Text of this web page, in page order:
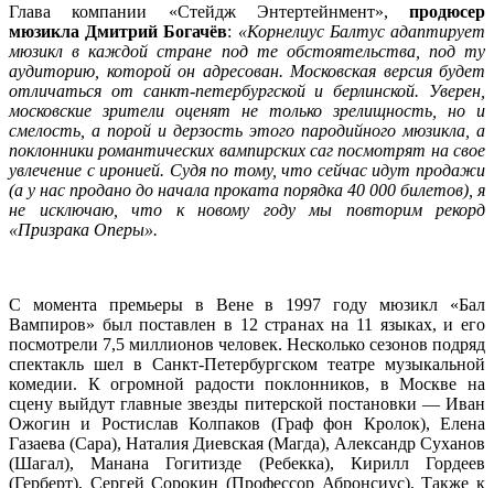
Глава компании «Стейдж Энтертейнмент», продюсер
мюзикла Дмитрий Богачёв: «Корнелиус Балтус адаптирует
мюзикл в каждой стране под те обстоятельства, под ту
аудиторию, которой он адресован. Московская версия будет
отличаться от санкт-петербургской и берлинской. Уверен,
московские зрители оценят не только зрелищность, но и
смелость, а порой и дерзость этого пародийного мюзикла, а
поклонники романтических вампирских саг посмотрят на свое
увлечение с иронией. Судя по тому, что сейчас идут продажи
(а у нас продано до начала проката порядка 40 000 билетов), я
не исключаю, что к новому году мы повторим рекорд
«Призрака Оперы».
С момента премьеры в Вене в 1997 году мюзикл «Бал
Вампиров» был поставлен в 12 странах на 11 языках, и его
посмотрели 7,5 миллионов человек. Несколько сезонов подряд
спектакль шел в Санкт-Петербургском театре музыкальной
комедии. К огромной радости поклонников, в Москве на
сцену выйдут главные звезды питерской постановки — Иван
Ожогин и Ростислав Колпаков (Граф фон Кролок), Елена
Газаева (Сара), Наталия Диевская (Магда), Александр Суханов
(Шагал), Манана Гогитизде (Ребекка), Кирилл Гордеев
(Герберт), Сергей Сорокин (Профессор Абронсиус). Также к